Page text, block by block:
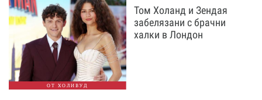
ОТ ХОЛИВУД
Том Холанд и Зендая
забелязани с брачни
халки в Лондон